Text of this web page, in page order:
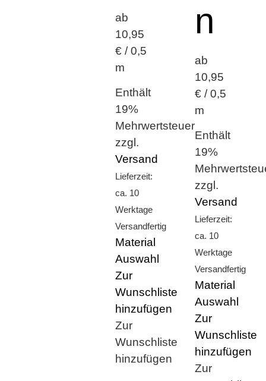
ab
10,95
€ / 0,5
m
Enthält
19%
Mehrwertsteuer
zzgl.
Versand
Lieferzeit:
ca. 10
Werktage
Versandfertig
Material
Auswahl
Zur
Wunschliste
hinzufügen
Zur
Wunschliste
hinzufügen
n
ab
10,95
€ / 0,5
m
Enthält
19%
zzgl.
Versand
Lieferzeit:
ca. 10
Werktage
Versandfertig
Material
Auswahl
Zur
Wunschliste
hinzufügen
Zur